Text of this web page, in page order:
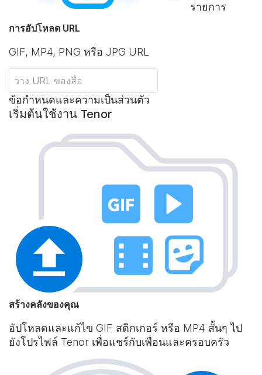
รายการ
การอัปโหลด URL
GIF, MP4, PNG หรือ JPG URL
ข้อกำหนดและความเป็นส่วนตัว
เริ่มต้นใช้งาน Tenor
สร้างคลังของคุณ
อัปโหลดและแก้ไข GIF สติกเกอร์ หรือ MP4 สั้นๆ ไป
ยังโปรไฟล์ Tenor เพื่อแชร์กับเพื่อนและครอบครัว